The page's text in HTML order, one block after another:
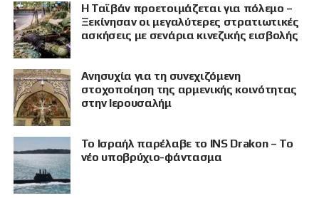
Η Ταϊβάν προετοιμάζεται για πόλεμο –
Ξεκίνησαν οι μεγαλύτερες στρατιωτικές
ασκήσεις με σενάρια κινεζικής εισβολής
Ανησυχία για τη συνεχιζόμενη
στοχοποίηση της αρμενικής κοινότητας
στην Ιερουσαλήμ
Το Ισραήλ παρέλαβε το INS Drakon – Το
νέο υποβρύχιο-φάντασμα